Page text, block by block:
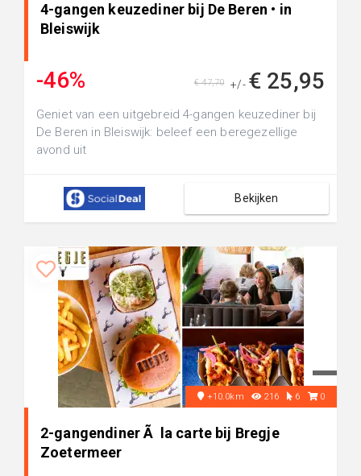
4-gangen keuzediner bij De Beren • in
Bleiswijk
-46% +/- € 25,95
€ 47,70
Geniet van een uitgebreid 4-gangen keuzediner bij
De Beren in Bleiswijk: beleef een beregezellige
avond uit
Bekijken
+10.0km 216 6 0
2-gangendiner Ã la carte bij Bregje
Zoetermeer